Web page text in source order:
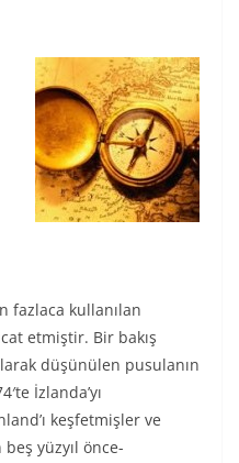
fazlaca kullanılan
etmiştir. Bir bakış
düşünülen pusulanın
İzlanda’yı
keşfetmişler ve
beş yüzyıl önce-